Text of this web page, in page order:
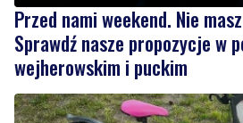
Przed nami weekend. Nie
Sprawdź nasze propozycje w
wejherowskim i puckim